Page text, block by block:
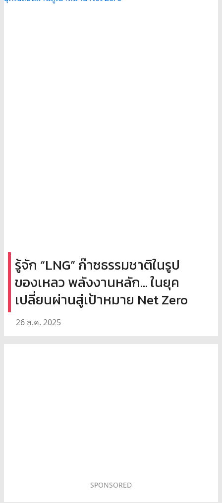
รู้จัก “LNG” ก๊าซธรรมชาติในรูป
ของเหลว พลังงานหลัก... ในยุค
เปลี่ยนผ่านสู่เป้าหมาย Net Zero
26 ส.ค. 2025
SPONSORED